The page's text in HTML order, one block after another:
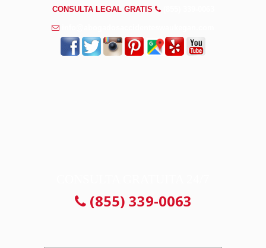
CONSULTA LEGAL GRATIS
(855) 339-0063